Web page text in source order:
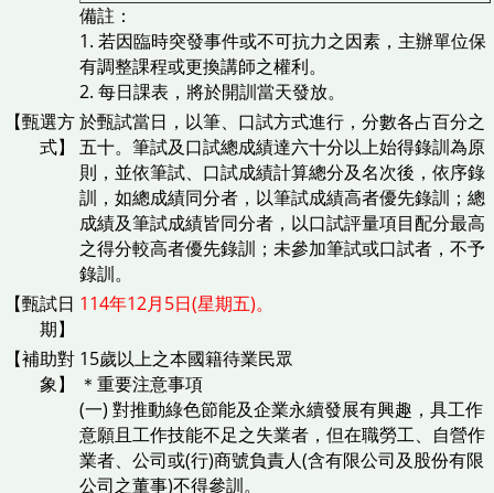
備註：
1. 若因臨時突發事件或不可抗力之因素，主辦單位保
有調整課程或更換講師之權利。
2. 每日課表，將於開訓當天發放。
【甄選方
式】
於甄試當日，以筆、口試方式進行，分數各占百分之
五十。筆試及口試總成績達六十分以上始得錄訓為原
則，並依筆試、口試成績計算總分及名次後，依序錄
訓，如總成績同分者，以筆試成績高者優先錄訓；總
成績及筆試成績皆同分者，以口試評量項目配分最高
之得分較高者優先錄訓；未參加筆試或口試者，不予
錄訓。
【甄試日
期】
114年12月5日(星期五)。
【補助對
象】
15歲以上之本國籍待業民眾
＊重要注意事項
(一) 對推動綠色節能及企業永續發展有興趣，具工作
意願且工作技能不足之失業者，但在職勞工、自營作
業者、公司或(行)商號負責人(含有限公司及股份有限
公司之董事)不得參訓。